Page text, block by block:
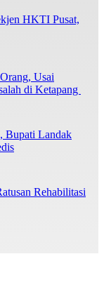
HKTI Pusat,
Usai
di Ketapang
Bupati Landak
Rehabilitasi